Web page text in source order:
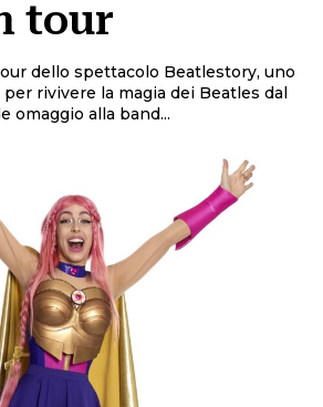
tour
dello spettacolo Beatlestory, uno
rivivere la magia dei Beatles dal
omaggio alla band...